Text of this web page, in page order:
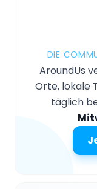
DIE
AroundUs
Orte, lokale
täglich